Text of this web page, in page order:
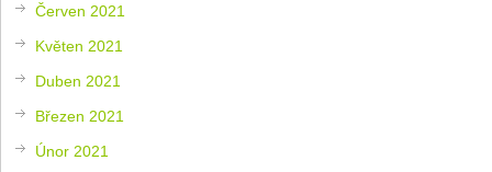
Červen 2021
Květen 2021
Duben 2021
Březen 2021
Únor 2021